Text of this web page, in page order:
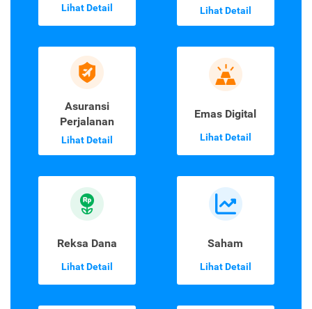
Lihat Detail Lihat Detail
Asuransi
Perjalanan
Lihat Detail
Emas Digital
Lihat Detail
Reksa Dana
Lihat Detail
Saham
Lihat Detail